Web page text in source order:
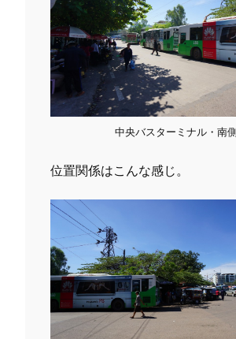
中央バスターミナル・南側
位置関係はこんな感じ。